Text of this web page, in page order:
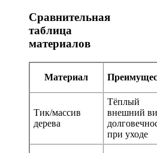
Сравнительная
таблица
материалов
Материал
Тик/массив
дерева
Тёплый
внешний
при уходе